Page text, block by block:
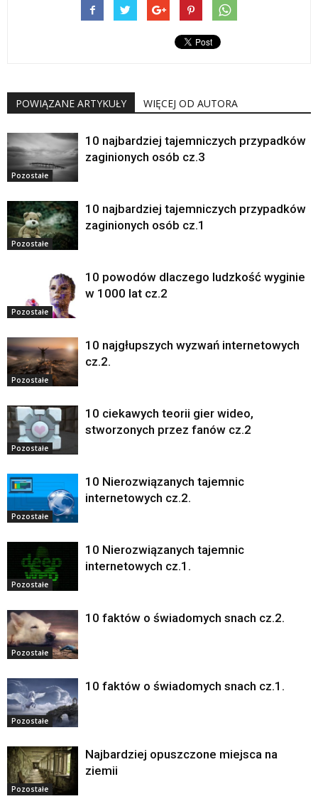
POWIĄZANE ARTYKUŁY WIĘCEJ OD AUTORA
Pozostałe
10 najbardziej tajemniczych przypadków
zaginionych osób cz.3
Pozostałe
10 najbardziej tajemniczych przypadków
zaginionych osób cz.1
Pozostałe
10 powodów dlaczego ludzkość wyginie
w 1000 lat cz.2
Pozostałe
10 najgłupszych wyzwań internetowych
cz.2.
Pozostałe
10 ciekawych teorii gier wideo,
stworzonych przez fanów cz.2
Pozostałe
10 Nierozwiązanych tajemnic
internetowych cz.2.
Pozostałe
10 Nierozwiązanych tajemnic
internetowych cz.1.
Pozostałe
10 faktów o świadomych snach cz.2.
Pozostałe
10 faktów o świadomych snach cz.1.
Pozostałe
Najbardziej opuszczone miejsca na
ziemii